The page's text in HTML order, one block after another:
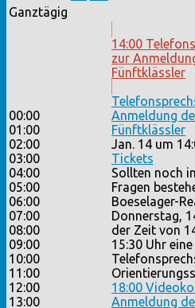
Ganztägig
00:00
01:00
02:00
03:00
04:00
05:00
06:00
07:00
08:00
09:00
10:00
11:00
12:00
13:00
14:00
zur
Fünftklässler
Anmeldung
Fünftklässler
Jan. 14 um
Tickets
Sollten noch
Fragen
Boeselager-
Donnerstag,
der Zeit von
15:30 Uhr eine
18:00
Anmeldung